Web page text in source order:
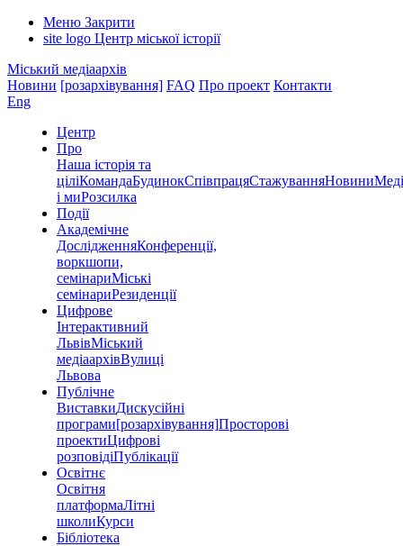
Меню Закрити
site logo Центр міської історії
Міський медіаархів
Новини [розархівування] FAQ Про проект Контакти
Eng
Центр
Про
Наша історія та
ціліКомандаБудинокСпівпрацяСтажуванняНовини
і миРозсилка
Події
Академічне
ДослідженняКонференції,
воркшопи,
семінариМіські
семінариРезиденції
Цифрове
Інтерактивний
ЛьвівМіський
медіаархівВулиці
Львова
Публічне
ВиставкиДискусійні
програми[розархівування]Просторові
проектиЦифрові
розповідіПублікації
Освітнє
Освітня
платформаЛітні
школиКурси
Бібліотека